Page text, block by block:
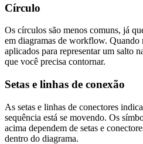
Círculo
Os círculos são menos comuns, já
em diagramas de workflow. Quando
aplicados para representar um salto
que você precisa contornar.
Setas e linhas de conexão
As setas e linhas de conectores
sequência está se movendo. Os
acima dependem de setas e
dentro do diagrama.